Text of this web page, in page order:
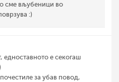
сме вљубеници во
:)
едноставното е секогаш
за убав повод,